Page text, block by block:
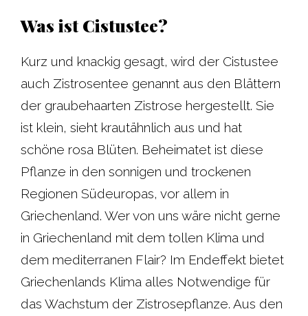
Was ist Cistustee?
Kurz und knackig gesagt, wird der Cistustee
auch Zistrosentee genannt aus den Blättern
der graubehaarten Zistrose hergestellt. Sie
ist klein, sieht krautähnlich aus und hat
schöne rosa Blüten. Beheimatet ist diese
Pflanze in den sonnigen und trockenen
Regionen Südeuropas, vor allem in
Griechenland. Wer von uns wäre nicht gerne
in Griechenland mit dem tollen Klima und
dem mediterranen Flair? Im Endeffekt bietet
Griechenlands Klima alles Notwendige für
das Wachstum der Zistrosepflanze. Aus den